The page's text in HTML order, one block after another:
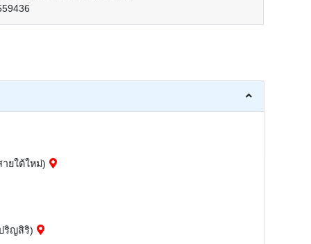
ยใต้ใหม่)
ริญสิริ)